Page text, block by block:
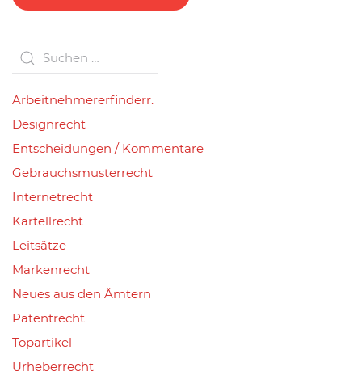
Arbeitnehmererfinderr.
Designrecht
Entscheidungen / Kommentare
Gebrauchsmusterrecht
Internetrecht
Kartellrecht
Leitsätze
Markenrecht
Neues aus den Ämtern
Patentrecht
Topartikel
Urheberrecht